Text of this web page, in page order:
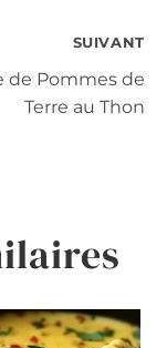
SUIVANT
de Pommes de
Terre au Thon